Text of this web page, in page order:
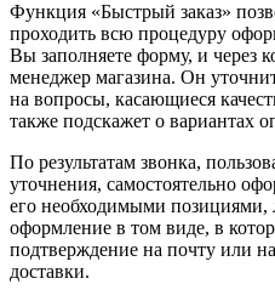
Функция «Быстрый заказ»
проходить всю процедуру
Вы заполняете форму, и через
менеджер магазина. Он
на вопросы, касающиеся
также подскажет о вариантах
По результатам звонка,
уточнения, самостоятельно
его необходимыми позициями,
оформление в том виде, в
подтверждение на почту или
доставки.